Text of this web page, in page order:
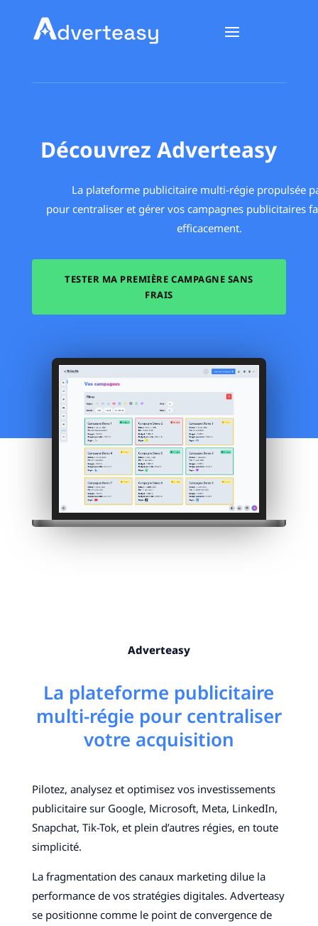
Découvrez Adverteasy
La plateforme publicitaire multi-régie propulsée
pour centraliser et gérer vos campagnes publicitaires
efficacement.
TESTER MA PREMIÈRE CAMPAGNE SANS
FRAIS
Adverteasy
La plateforme publicitaire
multi-régie pour centraliser
votre acquisition
Pilotez, analysez et optimisez vos investissements
publicitaire sur Google, Microsoft, Meta, LinkedIn,
Snapchat, Tik-Tok, et plein d’autres régies, en toute
simplicité.
La fragmentation des canaux marketing dilue la
performance de vos stratégies digitales. Adverteasy
se positionne comme le point de convergence de